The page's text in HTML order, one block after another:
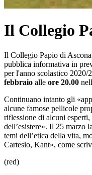
Il Collegio
Il Collegio Papio di
pubblica informativa in
per l'anno scolastico 2020/
febbraio alle ore 20.00
Continuano intanto gli
alcune famose pellicole
riflessione di alcuni
dell’esistere». Il 25 marzo
temi dell’etica della vita,
Cartesio, Kant», come
(red)